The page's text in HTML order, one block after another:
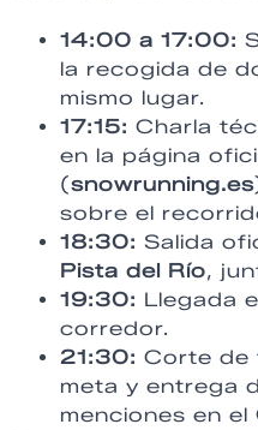
14:00 a 17:00:
la recogida de
mismo lugar.
17:15: Charla
en la página
(snowrunning.es
sobre el
18:30: Salida
Pista del Río,
19:30: Llegada
corredor.
21:30: Corte de
meta y entrega
menciones en el